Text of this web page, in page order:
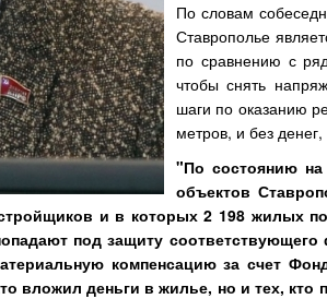
По словам
Ставрополье
по сравнению с
чтобы снять
шаги по оказанию
метров, и без
"По состоянию
объектов
и в которых 2 198 жилых
под защиту
компенсацию за счет
вложил деньги в жилье, но и тех,